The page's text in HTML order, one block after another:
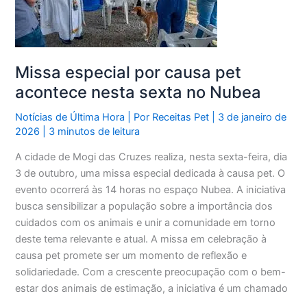
Missa especial por causa pet
acontece nesta sexta no Nubea
Notícias de Última Hora | Por Receitas Pet
3 de janeiro de
2026
3 minutos de leitura
A cidade de Mogi das Cruzes realiza, nesta sexta-feira, dia
3 de outubro, uma missa especial dedicada à causa pet. O
evento ocorrerá às 14 horas no espaço Nubea. A iniciativa
busca sensibilizar a população sobre a importância dos
cuidados com os animais e unir a comunidade em torno
deste tema relevante e atual. A missa em celebração à
causa pet promete ser um momento de reflexão e
solidariedade. Com a crescente preocupação com o bem-
estar dos animais de estimação, a iniciativa é um chamado